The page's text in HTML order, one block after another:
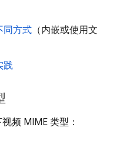
同方式 （内嵌或使用文
践
频 MIME 类型：